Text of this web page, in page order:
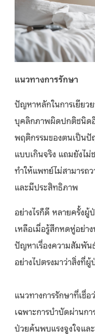
แนวทางการรักษา
ปัญหาหลักในการเยียว
บุคลิกภาพผิดปกติชนิดฮิ
พฤติกรรมของตนเป็นปั
แบบเกินจริง แถมยังไม่
ทำให้แพทย์ไม่สามารถ
และมีประสิทธิภาพ
อย่างไรก็ดี หลายครั้ง
เหลือเมื่อรู้สึกหดหู่อย่า
ปัญหาเรื่องความสัมพั
อย่างไปตรงมาว่าสิ่งที่
แนวทางการรักษาที่เชื่
เฉพาะการบำบัดผ่านก
ป่วยค้นพบแรงจูงใจแล